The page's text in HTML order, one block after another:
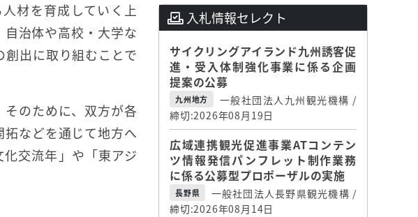
材を育成していく上
治体や高校・大学な
出に取り組むことで
のために、双方が各
などを通じて地方へ
交流年」や「東アジ
入札情報セレクト
サイクリングアイランド九州誘客促
進・受入体制強化事業に係る企画
提案の公募
九州地方
一般社団法人九州観光機構 /
締切:2026年08月19日
広域連携観光促進事業ATコンテン
ツ情報発信パンフレット制作業務
に係る公募型プロポーザルの実施
長野県
一般社団法人長野県観光機構 /
締切:2026年08月14日